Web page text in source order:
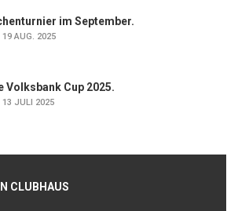
im September.
19 AUG. 2025
Volksbank Cup 2025.
13 JULI 2025
CLUBHAUS